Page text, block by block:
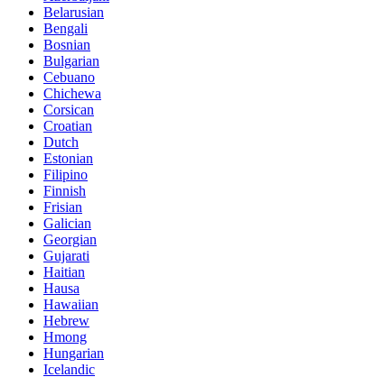
Belarusian
Bengali
Bosnian
Bulgarian
Cebuano
Chichewa
Corsican
Croatian
Dutch
Estonian
Filipino
Finnish
Frisian
Galician
Georgian
Gujarati
Haitian
Hausa
Hawaiian
Hebrew
Hmong
Hungarian
Icelandic